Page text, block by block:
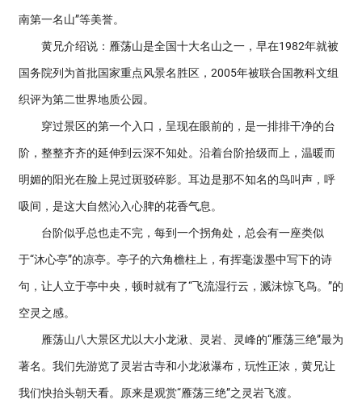
南第一名山”等美誉。
黄兄介绍说：雁荡山是全国十大名山之一，早在1982年就被
国务院列为首批国家重点风景名胜区，2005年被联合国教科文组
织评为第二世界地质公园。
穿过景区的第一个入口，呈现在眼前的，是一排排干净的台
阶，整整齐齐的延伸到云深不知处。沿着台阶拾级而上，温暖而
明媚的阳光在脸上晃过斑驳碎影。耳边是那不知名的鸟叫声，呼
吸间，是这大自然沁入心脾的花香气息。
台阶似乎总也走不完，每到一个拐角处，总会有一座类似
于“沐心亭”的凉亭。亭子的六角檐柱上，有挥毫泼墨中写下的诗
句，让人立于亭中央，顿时就有了“飞流湿行云，溅沫惊飞鸟。”的
空灵之感。
雁荡山八大景区尤以大小龙湫、灵岩、灵峰的“雁荡三绝”最为
著名。我们先游览了灵岩古寺和小龙湫瀑布，玩性正浓，黄兄让
我们快抬头朝天看。原来是观赏“雁荡三绝”之灵岩飞渡。